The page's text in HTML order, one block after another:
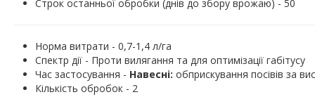
Строк останньої обробки (днів до збору врожаю) - 50
Норма витрати - 0,7-1,4 л/га
Спектр дії - Проти вилягання та для оптимізації габітусу
Час застосування - Навесні: обприскування посівів за
Кількість обробок - 2